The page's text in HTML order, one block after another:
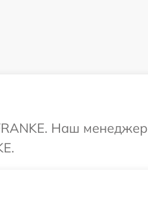
Наш менеджер